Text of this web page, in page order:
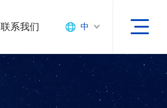
联系我们 中